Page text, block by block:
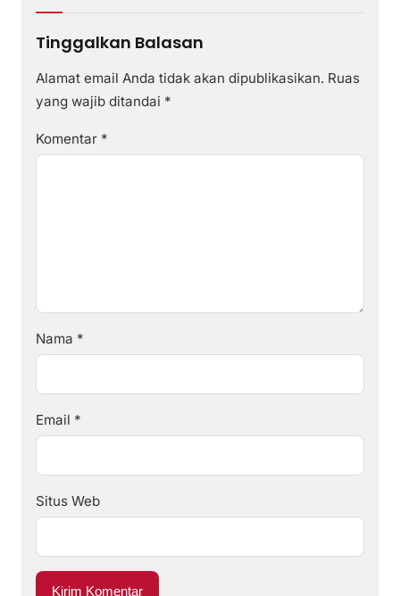
Tinggalkan Balasan
Alamat email Anda tidak akan dipublikasikan. Ruas
yang wajib ditandai *
Komentar *
Nama *
Email *
Situs Web